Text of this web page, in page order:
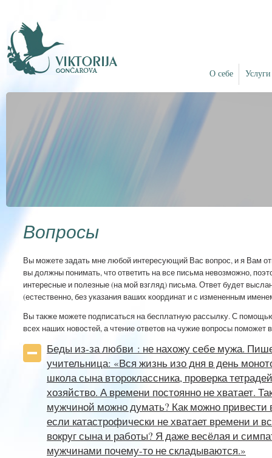
О себе Услуги
Вопросы
Вы можете задать мне любой интересующий Вас вопрос, и я Вам
вы должны понимать, что ответить на все письма невозможно,
интересные и полезные (на мой взгляд) письма. Ответ будет
(естественно, без указания ваших координат и с измененным
Вы также можете подписаться на бесплатную рассылку. С
всех наших новостей, а чтение ответов на чужие вопросы поможет
Беды из-за любви : не нахожу себе мужа.
учительница: «Вся жизнь изо дня в день
школа сына второклассника, проверка
хозяйство. А времени постоянно не хватает.
мужчиной можно думать? Как можно привести
если катастрофически не хватает времени и
вокруг сына и работы? Я даже весёлая и
мужчинами почему-то не складываются.»